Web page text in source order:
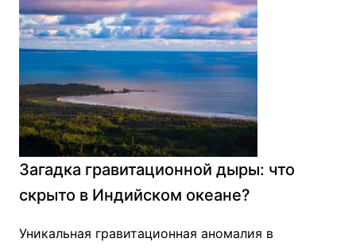
Загадка гравитационной дыры: что
скрыто в Индийском океане?
Уникальная гравитационная аномалия в